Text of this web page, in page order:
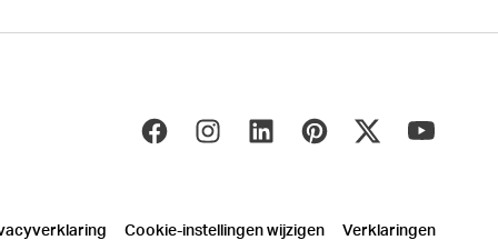
Cookie-instellingen wijzigen Verklaringen